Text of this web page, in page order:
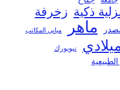
ذكية زخرفة
ماهر مباني المكاتب
نيويورك